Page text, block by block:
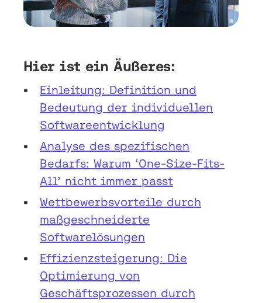
Hier ist ein Äußeres:
Einleitung: Definition und
Bedeutung der individuellen
Softwareentwicklung
Analyse des spezifischen
Bedarfs: Warum ‘One-Size-Fits-
All’ nicht immer passt
Wettbewerbsvorteile durch
maßgeschneiderte
Softwarelösungen
Effizienzsteigerung: Die
Optimierung von
Geschäftsprozessen durch